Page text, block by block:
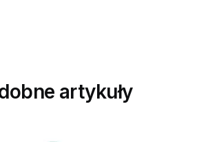
artykuły